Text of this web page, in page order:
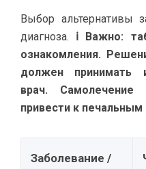
Выбор альтернативы
диагноза. ℹ Важно:
ознакомления.
должен принимать
врач.
привести к
Заболевание /